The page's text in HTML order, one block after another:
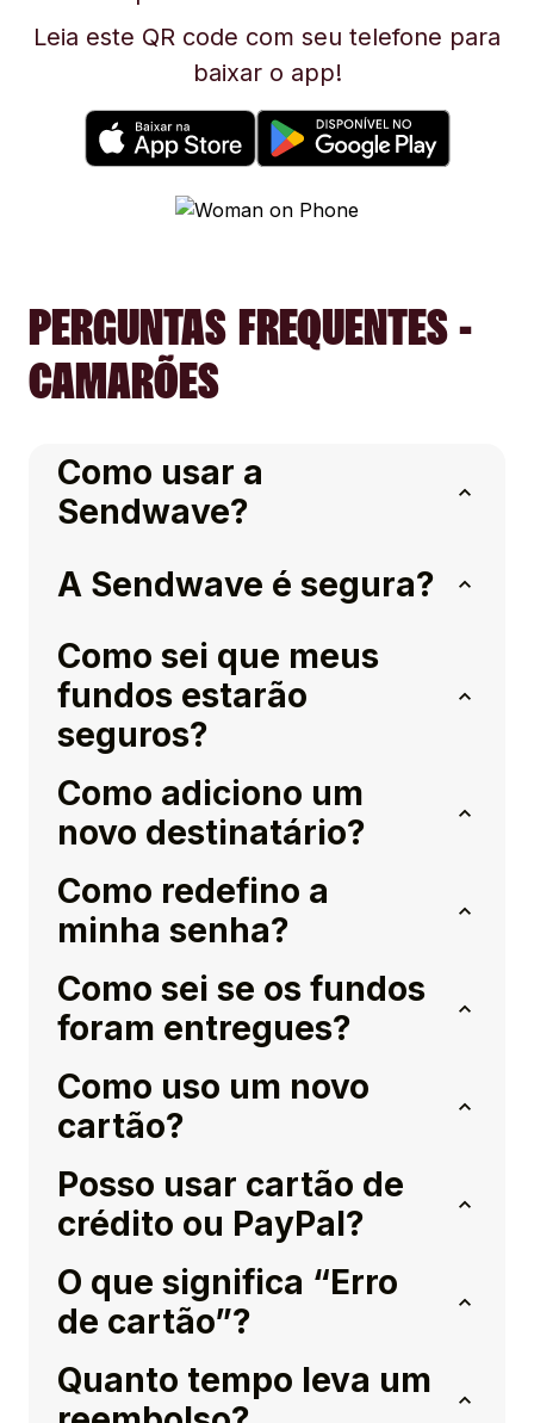
Leia este QR code com seu telefone para
baixar o app!
PERGUNTAS FREQUENTES -
CAMARÕES
Como usar a
Sendwave?
A Sendwave é segura?
Como sei que meus
fundos estarão
seguros?
Como adiciono um
novo destinatário?
Como redefino a
minha senha?
Como sei se os fundos
foram entregues?
Como uso um novo
cartão?
Posso usar cartão de
crédito ou PayPal?
O que significa “Erro
de cartão”?
Quanto tempo leva um